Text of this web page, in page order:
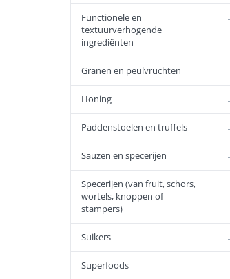
Functionele en
textuurverhogende
ingrediënten
Granen en peulvruchten
Honing
Paddenstoelen en truffels
Sauzen en specerijen
Specerijen (van fruit, schors,
wortels, knoppen of
stampers)
Suikers
Superfoods